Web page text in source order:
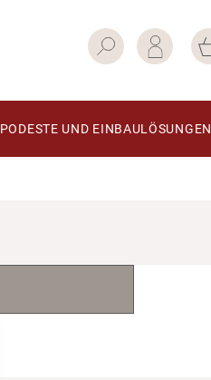
PODESTE UND EINBAU­LÖ­SUNGEN